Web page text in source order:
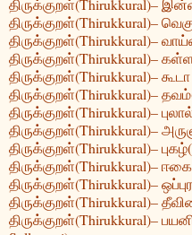
திருக்குறள்(Thirukkural)–
திருக்குறள்(Thirukkural)–
திருக்குறள்(Thirukkural)–
திருக்குறள்(Thirukkural)–
திருக்குறள்(Thirukkural)–
திருக்குறள்(Thirukkural)–
திருக்குறள்(Thirukkural)–
திருக்குறள்(Thirukkural)–
திருக்குறள்(Thirukkural)–
திருக்குறள்(Thirukkural)–
திருக்குறள்(Thirukkural)–
திருக்குறள்(Thirukkural)–
திருக்குறள்(Thirukkural)–